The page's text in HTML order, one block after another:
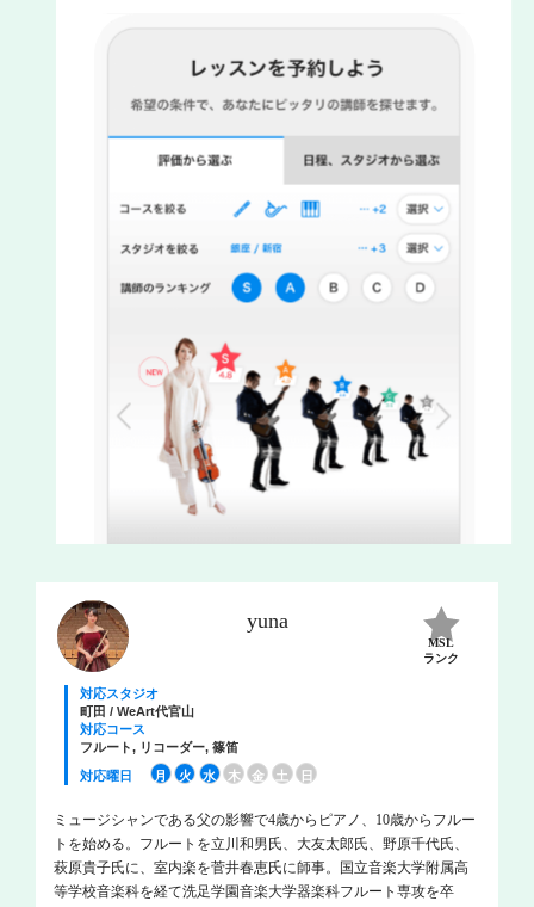
yuna
MSL
ランク
対応スタジオ
町田 / WeArt代官山
対応コース
フルート, リコーダー, 篠笛
対応曜日
月 火 水 木 金 土 日
ミュージシャンである父の影響で4歳からピアノ、10歳からフルー
トを始める。フルートを立川和男氏、大友太郎氏、野原千代氏、
萩原貴子氏に、室内楽を菅井春恵氏に師事。国立音楽大学附属高
等学校音楽科を経て洗足学園音楽大学器楽科フルート専攻を卒